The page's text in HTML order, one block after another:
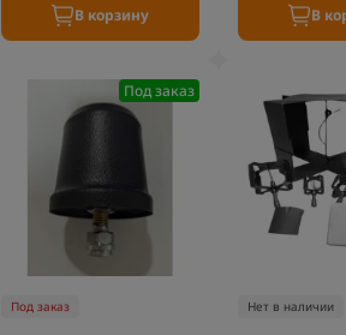
В корзину В
Под заказ
Под заказ Нет в наличии